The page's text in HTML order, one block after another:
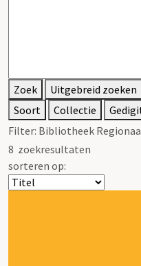
Zoek Uitgebreid zoeken
Soort
Collectie
Filter: Bibliotheek
8 zoekresultaten
sorteren op: